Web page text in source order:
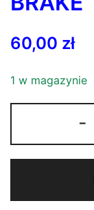
60,00 zł
1 w magazynie
-